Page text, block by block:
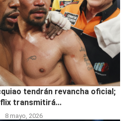
tendrán revancha oficial;
transmitirá...
8 mayo, 2026